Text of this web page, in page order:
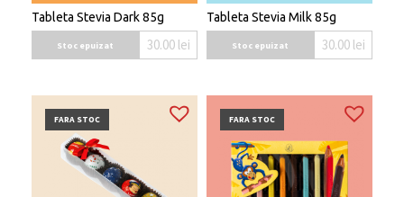
Tableta Stevia Dark 85g
Stoc epuizat 30.00 lei
Tableta Stevia Milk 85g
Stoc epuizat 30.00 lei
FARA STOC FARA STOC